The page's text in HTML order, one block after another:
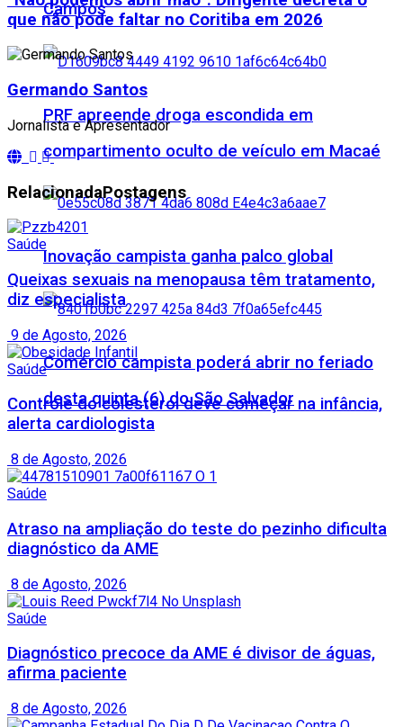
Campos
PRF apreende droga escondida em
compartimento oculto de veículo em Macaé
Inovação campista ganha palco global
Comércio campista poderá abrir no feriado
desta quinta (6) do São Salvador
que não pode faltar no Coritiba em 2026
Germando Santos
Jornalista e Apresentador
RelacionadaPostagens
Saúde
Queixas sexuais na menopausa têm tratamento,
diz especialista
9 de Agosto, 2026
Saúde
Controle do colesterol deve começar na infância,
alerta cardiologista
8 de Agosto, 2026
Saúde
Atraso na ampliação do teste do pezinho dificulta
diagnóstico da AME
8 de Agosto, 2026
Saúde
Diagnóstico precoce da AME é divisor de águas,
afirma paciente
8 de Agosto, 2026